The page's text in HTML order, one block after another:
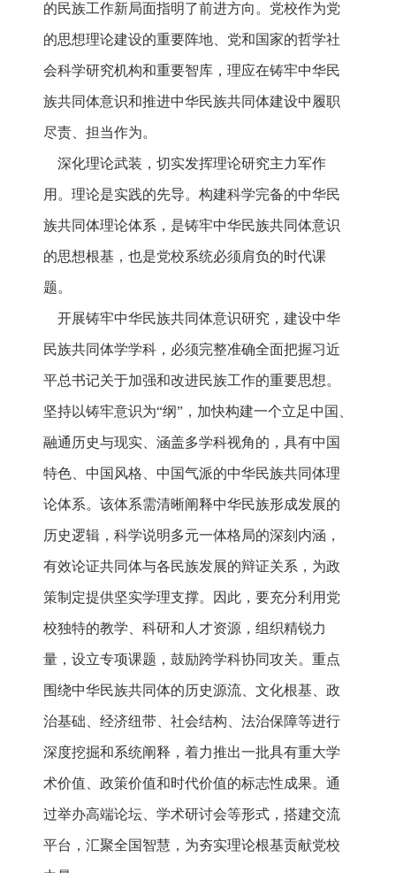
的民族工作新局面指明了前进方向。党校作为党
的思想理论建设的重要阵地、党和国家的哲学社
会科学研究机构和重要智库，理应在铸牢中华民
族共同体意识和推进中华民族共同体建设中履职
尽责、担当作为。
深化理论武装，切实发挥理论研究主力军作
用。理论是实践的先导。构建科学完备的中华民
族共同体理论体系，是铸牢中华民族共同体意识
的思想根基，也是党校系统必须肩负的时代课
题。
开展铸牢中华民族共同体意识研究，建设中华
民族共同体学学科，必须完整准确全面把握习近
平总书记关于加强和改进民族工作的重要思想。
坚持以铸牢意识为“纲”，加快构建一个立足中国、
融通历史与现实、涵盖多学科视角的，具有中国
特色、中国风格、中国气派的中华民族共同体理
论体系。该体系需清晰阐释中华民族形成发展的
历史逻辑，科学说明多元一体格局的深刻内涵，
有效论证共同体与各民族发展的辩证关系，为政
策制定提供坚实学理支撑。因此，要充分利用党
校独特的教学、科研和人才资源，组织精锐力
量，设立专项课题，鼓励跨学科协同攻关。重点
围绕中华民族共同体的历史源流、文化根基、政
治基础、经济纽带、社会结构、法治保障等进行
深度挖掘和系统阐释，着力推出一批具有重大学
术价值、政策价值和时代价值的标志性成果。通
过举办高端论坛、学术研讨会等形式，搭建交流
平台，汇聚全国智慧，为夯实理论根基贡献党校